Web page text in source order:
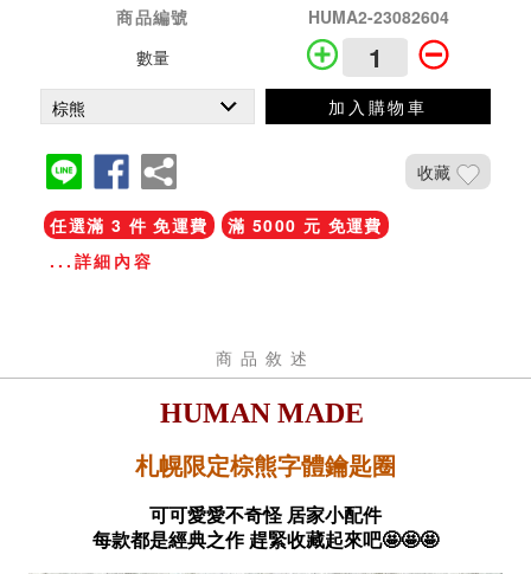
商品編號
HUMA2-23082604
數量
加入購物車
收藏
任選滿 3 件 免運費
滿 5000 元 免運費
...詳細內容
商品敘述